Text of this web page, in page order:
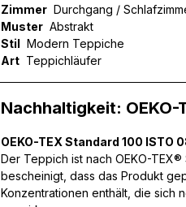
Zimmer Durchgang /
Muster Abstrakt
Stil Modern Teppiche
Art Teppichläufer
Nachhaltigkeit: OEKO-
OEKO-TEX Standard 100 ISTO
Der Teppich ist nach OEKO-TEX®
bescheinigt, dass das Produkt
Konzentrationen enthält, die sich
Notwendig
Notwendige Cookies
Präferenzen
Präferenz-Cookies
Website aussieht oder